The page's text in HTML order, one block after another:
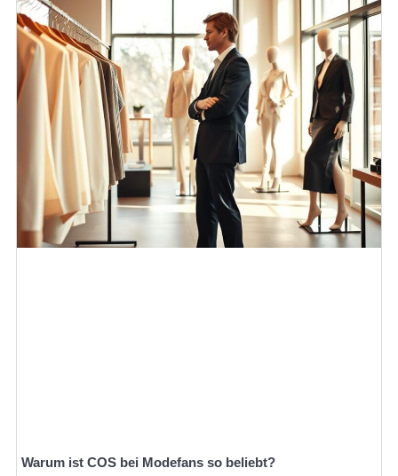
Warum ist COS bei Modefans so beliebt?